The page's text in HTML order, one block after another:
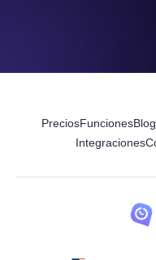
PreciosFuncionesBlog
Integraciones